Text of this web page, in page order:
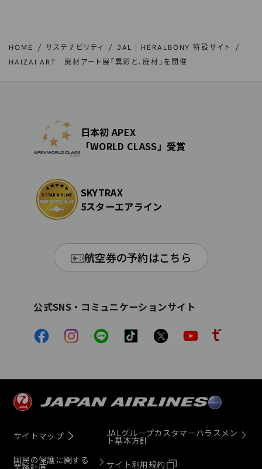
HOME サステナビリティ JAL | HERALBONY 特設サイト
HAIZAI ART 廃材アート展「異彩と、廃材」を開催
日本初 APEX
「WORLD CLASS」受賞
SKYTRAX
5スターエアライン
航空券の予約はこちら
公式SNS・コミュニケーションサイト
サイトマップ
国民の保護に関する
JALグループカスタマーハラスメン
ト基本方針
サイト利用規約